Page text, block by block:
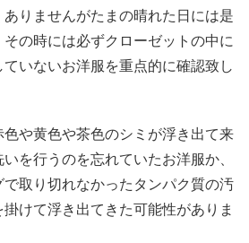
りませんがたまの晴れた日には是
の時には必ずクローゼットの中に
いないお洋服を重点的に確認致し
や黄色や茶色のシミが浮き出て来
を行うのを忘れていたお洋服か、
取り切れなかったタンパク質の汚
けて浮き出てきた可能性がありま